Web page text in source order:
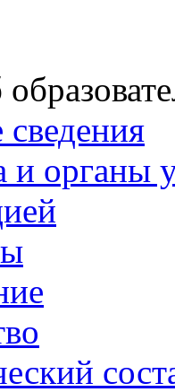
и органы